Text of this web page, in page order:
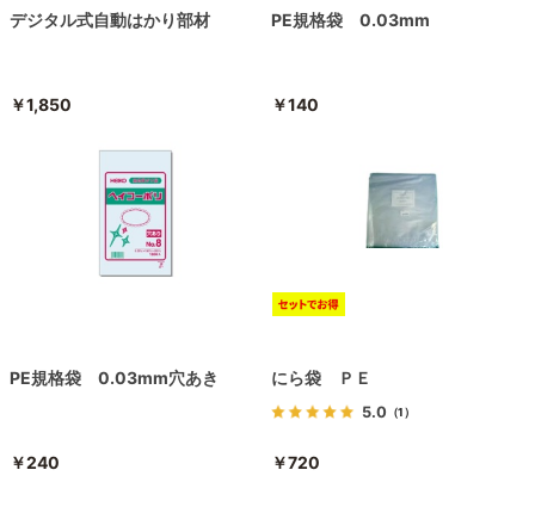
デジタル式自動はかり部材
￥1,850
PE規格袋 0.03mm
￥140
PE規格袋 0.03mm穴あき
￥240
にら袋 ＰＥ
5.0 （1）
￥720